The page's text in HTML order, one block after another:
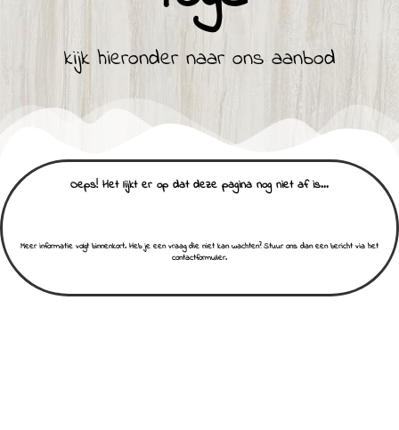
kijk hieronder naar ons aanbod
Oeps! Het lijkt er op dat deze pagina nog niet af is...
Meer informatie volgt binnenkort. Heb je een vraag die niet kan wachten? Stuur ons dan een bericht via het
contactformulier.